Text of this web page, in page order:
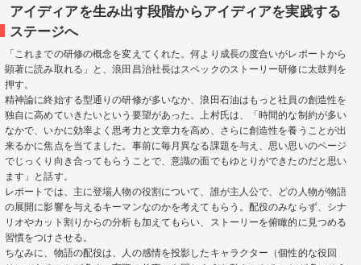
アイディアを生み出す段階からアイディアを実践する
ステージへ
「これまでの研修の概念を変えてくれた。何より成長の度合いがレポートから
顕著に読み取れる」と、浪田昌治社長はスペックのストーリー研修に太鼓判を
押す。
精神論に終始する型通りの研修が多いなか、浪田石油はもっと社員の創造性を
独自に高めていきたいという要望があった。上村氏は、「時間的な制約が多い
なかで、いかに効率よく思考力と文章力を高め、さらに創造性を養うことが出
来るかに焦点を当てました。事前に毎月異なる課題を与え、思い思いのページ
でじっくり向き合ってもらうことで、意識の面でもゆとりができたのだと思い
ます」と話す。
レポートでは、主に登場人物の役割について、誰が主人公で、どの人物が物語
の展開に影響を与えるキーマンなのかを考えてもらう。配役のみならず、シナ
リオやカット割りからの分析も加えてもらい、ストーリーを俯瞰的に見つめる
習慣をつけさせる。
ちなみに、物語の配役は、人の感情を投影したキャラクター（個性的な役回